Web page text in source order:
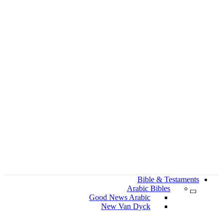
Bible & Testaments
Arabic Bibles
Good News Arabic
New Van Dyck